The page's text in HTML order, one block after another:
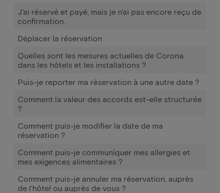
J'ai réservé et payé, mais je n'ai pas encore reçu de
confirmation.
Déplacer la réservation
Quelles sont les mesures actuelles de Corona
dans les hôtels et les installations ?
Puis-je reporter ma réservation à une autre date ?
Comment la valeur des accords est-elle structurée
?
Comment puis-je modifier la date de ma
réservation ?
Comment puis-je communiquer mes allergies et
mes exigences alimentaires ?
Comment puis-je annuler ma réservation, auprès
de l'hôtel ou auprès de vous ?